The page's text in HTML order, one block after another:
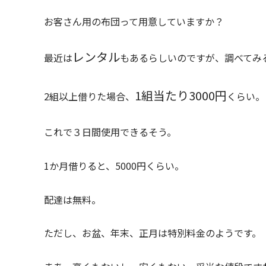
お客さん用の布団って用意していますか？
最近は レンタルもあるらしいのですが、調べてみ
2組以上借りた場合、 1組当たり3000円 くらい。
これで３日間使用できるそう。
1か月借りると、5000円くらい。
配達は無料。
ただし、お盆、年末、正月は特別料金のようです。